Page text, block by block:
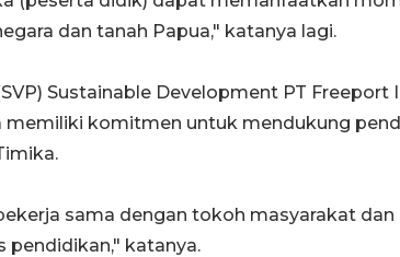
dan tanah Papua," katanya lagi.
Sustainable Development PT Freeport
memiliki komitmen untuk mendukung
sama dengan tokoh masyarakat
pendidikan," katanya.